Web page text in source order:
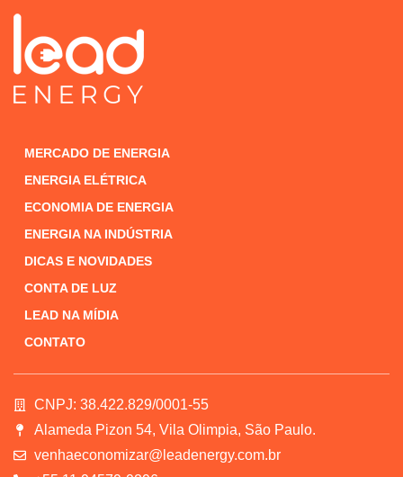
MERCADO DE ENERGIA
ENERGIA ELÉTRICA
ECONOMIA DE ENERGIA
ENERGIA NA INDÚSTRIA
DICAS E NOVIDADES
CONTA DE LUZ
LEAD NA MÍDIA
CONTATO
CNPJ: 38.422.829/0001-55
Alameda Pizon 54, Vila Olimpia, São Paulo.
venhaeconomizar@leadenergy.com.br